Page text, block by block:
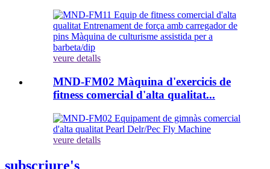
veure detalls
MND-FM02 Màquina d'exercicis de
fitness comercial d'alta qualitat...
veure detalls
subscriure's